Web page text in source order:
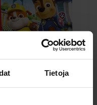
Tietoja
Hau Rescue
- Servetit 20 kpl